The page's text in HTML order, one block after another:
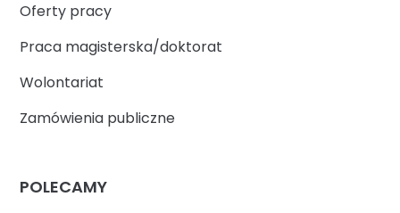
Oferty pracy
Praca magisterska/doktorat
Wolontariat
Zamówienia publiczne
POLECAMY